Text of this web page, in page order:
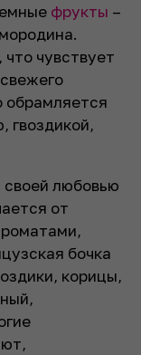
фрукты –
чувствует
обрамляется
гвоздикой,
любовью
от
бочка
корицы,